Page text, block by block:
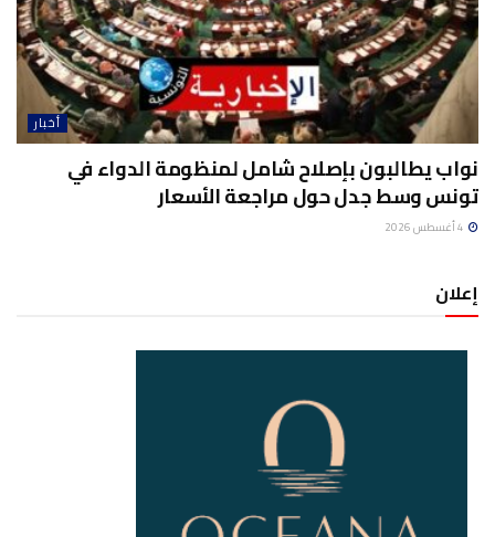
أخبار
نواب يطالبون بإصلاح شامل لمنظومة الدواء في
تونس وسط جدل حول مراجعة الأسعار
إعلان